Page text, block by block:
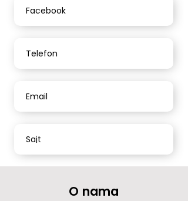
Facebook
Telefon
Email
Sajt
O nama